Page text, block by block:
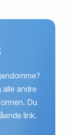
andre
Du
link.